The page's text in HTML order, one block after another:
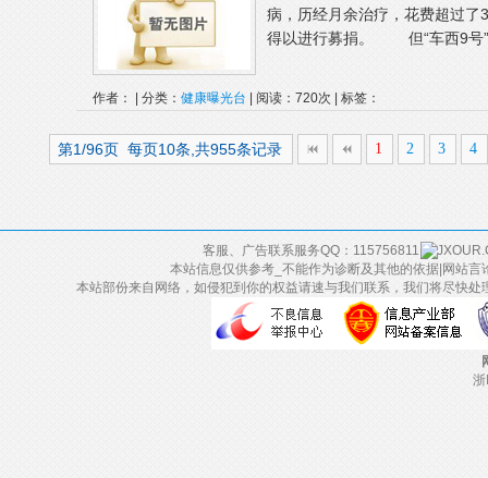
病，历经月余治疗，花费超过
得以进行募捐。 但“车西9号”
作者： | 分类： 健康曝光台 | 阅读：720次 | 标签：
第1/96页 每页10条,共955条记录 1 2 3 4
客服、广告联系服务QQ：115756811
本站信息仅供参考_不能作为诊断及其他的依据|网站
本站部份来自网络，如侵犯到你的权益请速与我们联系，我们将尽快